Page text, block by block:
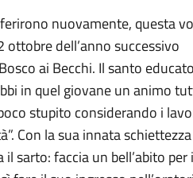
nuovamente, questa
dell’anno successivo
ai Becchi. Il santo
in quel giovane un animo
stupito considerando i
Con la sua innata
sarto: faccia un bell’abito per